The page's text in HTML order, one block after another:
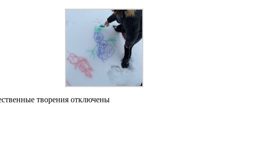
творения отключены